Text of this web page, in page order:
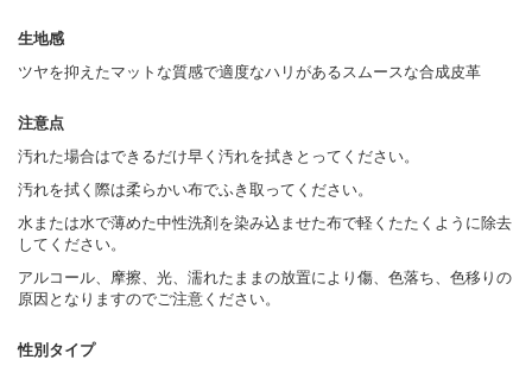
生地感
ツヤを抑えたマットな質感で適度なハリがあるスムースな合成皮革
注意点
汚れた場合はできるだけ早く汚れを拭きとってください。
汚れを拭く際は柔らかい布でふき取ってください。
水または水で薄めた中性洗剤を染み込ませた布で軽くたたくように除去
してください。
アルコール、摩擦、光、濡れたままの放置により傷、色落ち、色移りの
原因となりますのでご注意ください。
性別タイプ